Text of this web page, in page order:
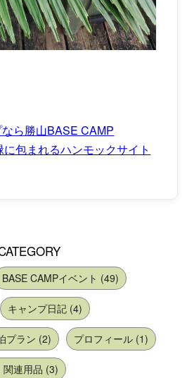
ら勝山BASE CAMP
包まれるハンモックサイト
BASE CAMPイベント (49)
キャンプ日記 (4)
プラン (2) プロフィール (1)
関連用品 (3)